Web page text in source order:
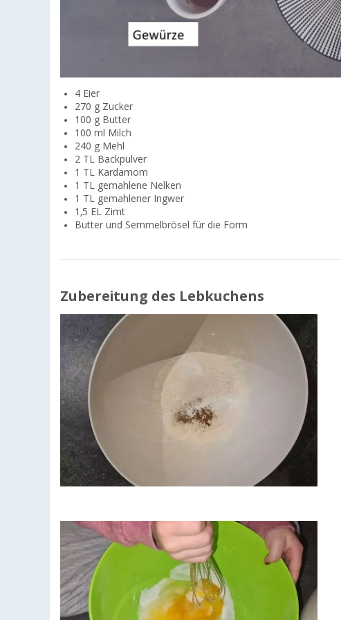
4 Eier
270 g Zucker
100 g Butter
100 ml Milch
240 g Mehl
2 TL Backpulver
1 TL Kardamom
1 TL gemahlene Nelken
1 TL gemahlener Ingwer
1,5 EL Zimt
Butter und Semmelbrösel für die Form
Zubereitung des Lebkuchens